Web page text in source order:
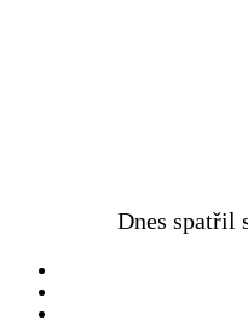
Dnes spatřil